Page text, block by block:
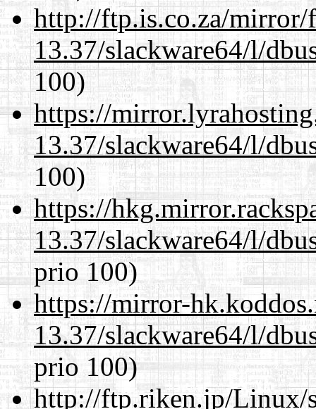
http://ftp.is.co.za/mirror/
13.37/slackware64/l/
100)
https://
13.37/slackware64/l/
100)
https://
13.37/slackware64/l/
prio 100)
https://mirror-
13.37/slackware64/l/
prio 100)
http://ftp.riken.jp/Linux/